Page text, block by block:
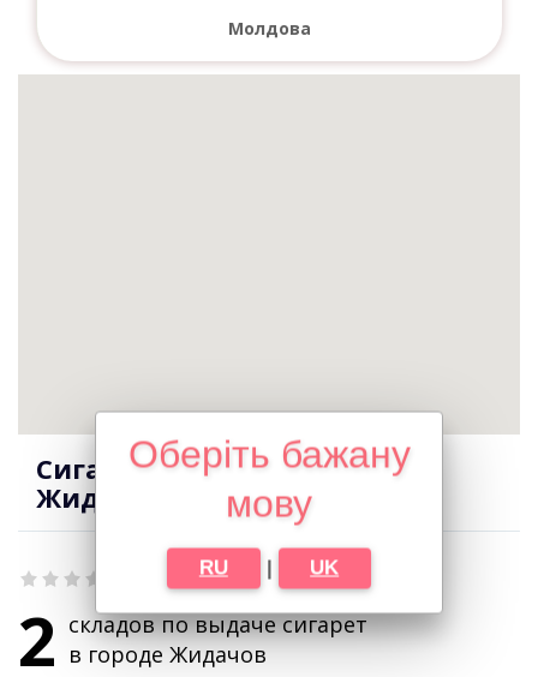
Оберіть бажану
мову
RU | UK
Молдова
Сигареты оптом в городе
Жидачов
2 складов по выдаче сигарет
в городе Жидачов